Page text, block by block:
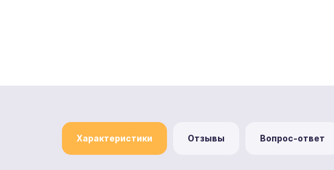
Характеристики Отзывы Вопрос-ответ